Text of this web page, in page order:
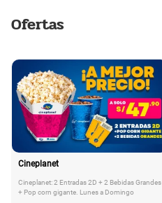
Ofertas
Cineplanet
Cineplanet: 2 Entradas 2D + 2 Bebidas Grandes
+ Pop corn gigante. Lunes a Domingo